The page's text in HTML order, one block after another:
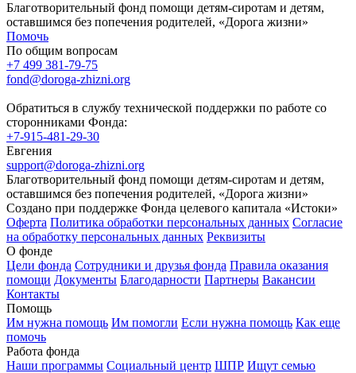
Благотворительный фонд помощи детям-сиротам и детям,
оставшимся без попечения родителей, «Дорога жизни»
Помочь
По общим вопросам
+7 499 381-79-75
fond@doroga-zhizni.org
Обратиться в службу технической поддержки по работе со
сторонниками Фонда:
+7-915-481-29-30
Евгения
support@doroga-zhizni.org
Благотворительный фонд помощи детям-сиротам и детям,
оставшимся без попечения родителей, «Дорога жизни»
Создано при поддержке Фонда целевого капитала «Истоки»
Оферта Политика обработки персональных данных Согласие
на обработку персональных данных Реквизиты
О фонде
Цели фонда Сотрудники и друзья фонда Правила оказания
помощи Документы Благодарности Партнеры Вакансии
Контакты
Помощь
Им нужна помощь Им помогли Если нужна помощь Как еще
помочь
Работа фонда
Наши программы Социальный центр ШПР Ищут семью